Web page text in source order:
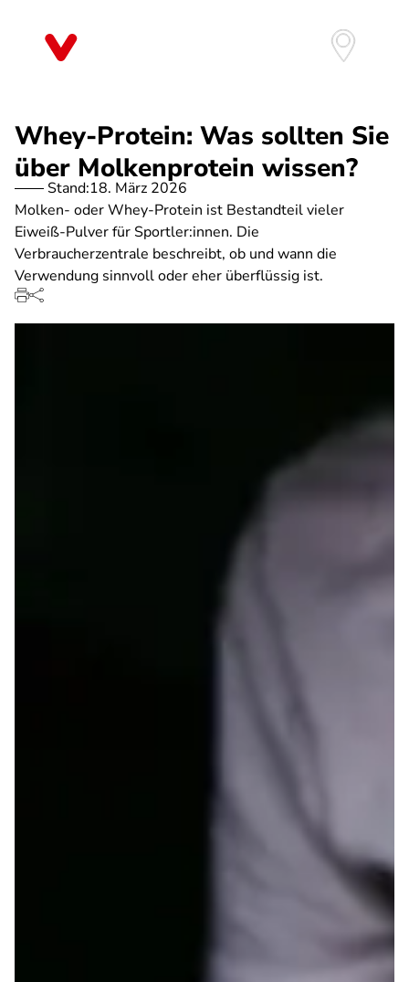
Whey-Protein: Was sollten Sie
über Molkenprotein wissen?
Stand:18. März 2026
Molken- oder Whey-Protein ist Bestandteil vieler
Eiweiß-Pulver für Sportler:innen. Die
Verbraucherzentrale beschreibt, ob und wann die
Verwendung sinnvoll oder eher überflüssig ist.